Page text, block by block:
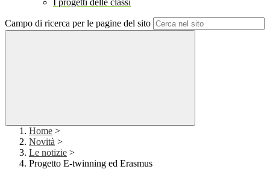
I progetti delle classi
Campo di ricerca per le pagine del sito
Home >
Novità >
Le notizie >
Progetto E-twinning ed Erasmus